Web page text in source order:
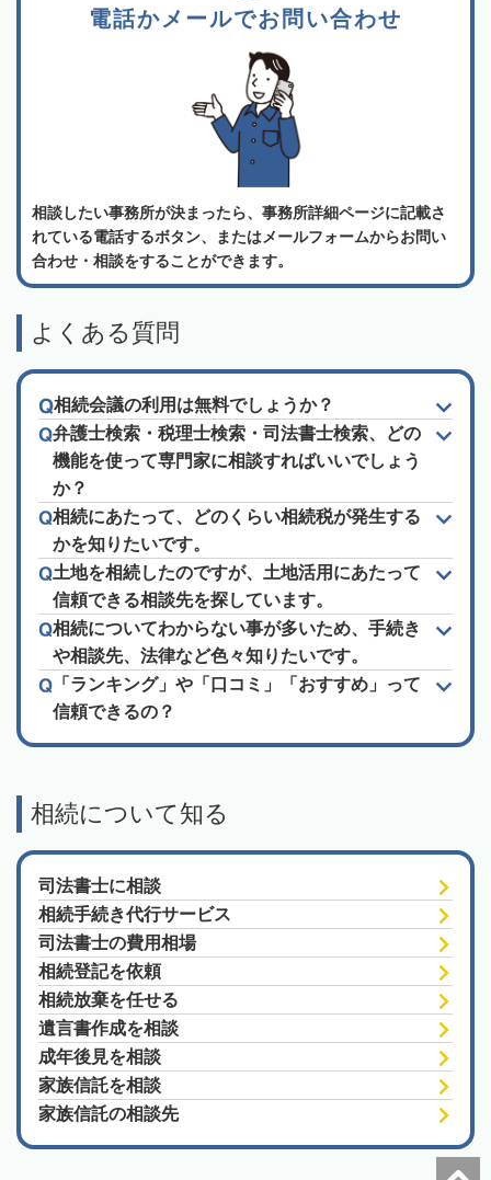
電話かメールでお問い合わせ
相談したい事務所が決まったら、事務所詳細ページに記載さ
れている電話するボタン、またはメールフォームからお問い
合わせ・相談をすることができます。
よくある質問
相続会議の利用は無料でしょうか？
弁護士検索・税理士検索・司法書士検索、どの
機能を使って専門家に相談すればいいでしょう
か？
相続にあたって、どのくらい相続税が発生する
かを知りたいです。
土地を相続したのですが、土地活用にあたって
信頼できる相談先を探しています。
相続についてわからない事が多いため、手続き
や相談先、法律など色々知りたいです。
「ランキング」や「口コミ」「おすすめ」って
信頼できるの？
相続について知る
司法書士に相談
相続手続き代行サービス
司法書士の費用相場
相続登記を依頼
相続放棄を任せる
遺言書作成を相談
成年後見を相談
家族信託を相談
家族信託の相談先